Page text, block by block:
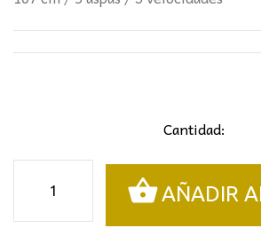
Cantidad:
Aspas
AÑADIR